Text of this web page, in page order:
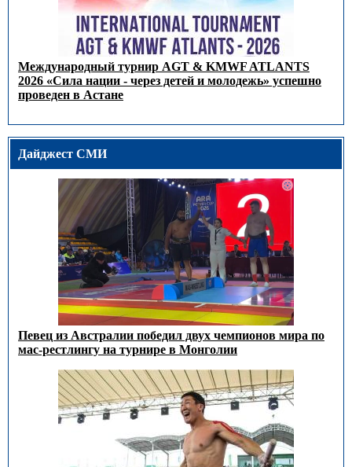
Международный турнир AGT & KMWF ATLANTS
2026 «Сила нации - через детей и молодежь» успешно
проведен в Астане
Дайджест СМИ
Певец из Австралии победил двух чемпионов мира по
мас-рестлингу на турнире в Монголии